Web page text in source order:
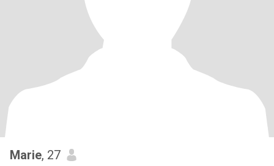
Marie, 27